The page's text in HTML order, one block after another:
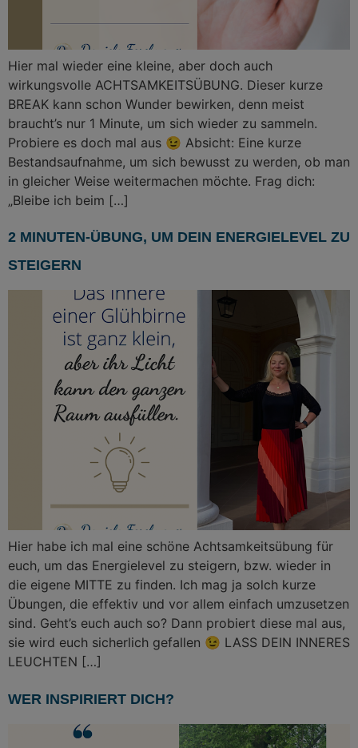
Hier mal wieder eine kleine, aber doch auch
wirkungsvolle ACHTSAMKEITSÜBUNG. Dieser kurze
BREAK kann schon Wunder bewirken, denn meist
braucht’s nur 1 Minute, um sich wieder zu sammeln.
Probiere es doch mal aus 😉 Absicht: Eine kurze
Bestandsaufnahme, um sich bewusst zu werden, ob man
in gleicher Weise weitermachen möchte. Frag dich:
„Bleibe ich beim […]
2 MINUTEN-ÜBUNG, UM DEIN ENERGIELEVEL ZU
STEIGERN
Hier habe ich mal eine schöne Achtsamkeitsübung für
euch, um das Energielevel zu steigern, bzw. wieder in
die eigene MITTE zu finden. Ich mag ja solch kurze
Übungen, die effektiv und vor allem einfach umzusetzen
sind. Geht’s euch auch so? Dann probiert diese mal aus,
sie wird euch sicherlich gefallen 😉 LASS DEIN INNERES
LEUCHTEN […]
WER INSPIRIERT DICH?